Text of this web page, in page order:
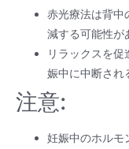
赤光療法は背中
減する可能性が
リラックスを
娠中に中断され
注意:
妊娠中のホルモ